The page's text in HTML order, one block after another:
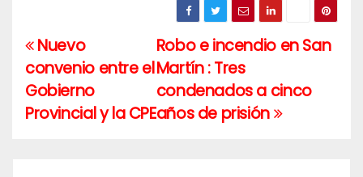
Navegación
de
entradas
Robo e incendio en San
Martín : Tres
condenados a cinco
años de prisión
Nuevo
convenio entre el
Gobierno
Provincial y la CPE